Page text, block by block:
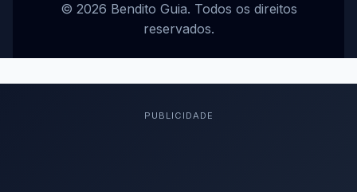
© 2026 Bendito Guia. Todos os direitos
reservados.